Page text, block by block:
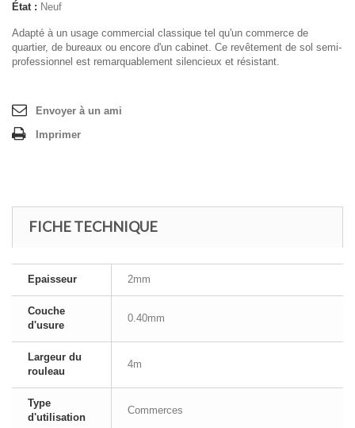
État : Neuf
Adapté à un usage commercial classique tel qu'un commerce de
quartier, de bureaux ou encore d'un cabinet. Ce revêtement de sol semi-
professionnel est remarquablement silencieux et résistant.
Envoyer à un ami
Imprimer
FICHE TECHNIQUE
Epaisseur 2mm
Couche
d'usure
0.40mm
Largeur du
rouleau
4m
Type
d'utilisation
Commerces